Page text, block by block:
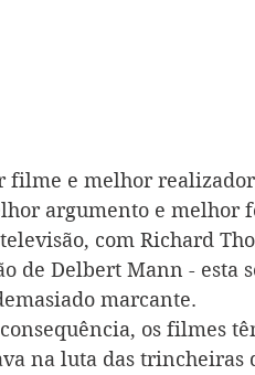
filme e melhor
argumento e melhor
com Richard
de Delbert Mann - esta
marcante.
os filmes
na luta das